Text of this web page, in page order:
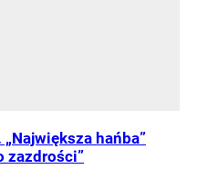
hańba”
zazdrości”